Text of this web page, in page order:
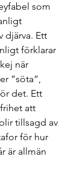
som
djärva. Ett
förklarar
när
”söta”,
det. Ett
att
tillsagd av
för hur
är allmän